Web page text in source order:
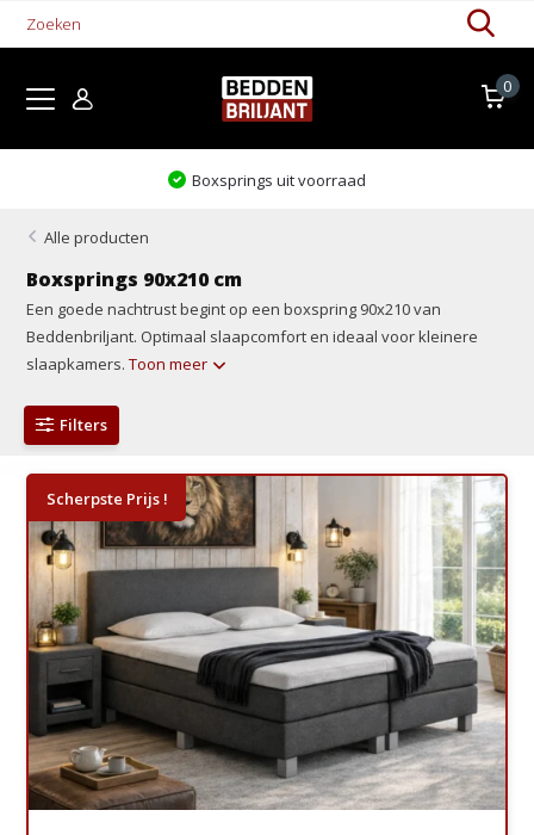
0
Boxsprings uit voorraad
Alle producten
Boxsprings 90x210 cm
Een goede nachtrust begint op een boxspring 90x210 van
Beddenbriljant. Optimaal slaapcomfort en ideaal voor kleinere
slaapkamers.Toon meer
Filters
Scherpste Prijs !